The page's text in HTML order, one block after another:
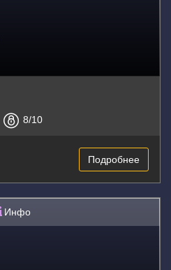
8/10
Подробнее
Инфо